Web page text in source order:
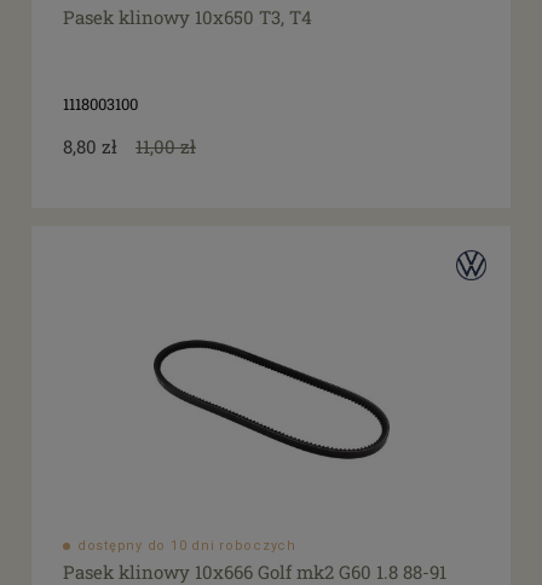
Pasek klinowy 10x650 T3, T4
1118003100
8,80 zł 11,00 zł
dostępny do 10 dni roboczych
Pasek klinowy 10x666 Golf mk2 G60 1.8 88-91